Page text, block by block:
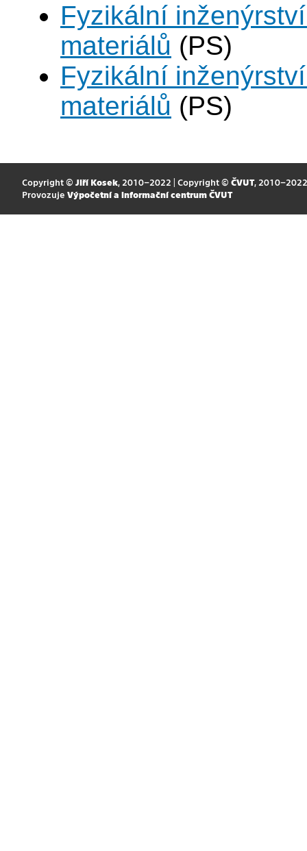
Fyzikální
materiálů (PS)
Fyzikální
materiálů (PS)
Copyright © Jiří Kosek, 2010–2022 | Copyright © ČVUT, 2010–2022
Provozuje Výpočetní a informační centrum ČVUT